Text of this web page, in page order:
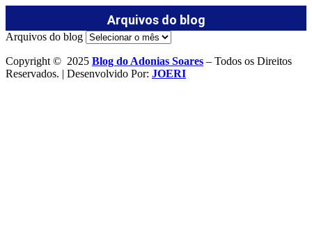
Arquivos do blog
Arquivos do blog
Copyright © 2025 Blog do Adonias Soares – Todos os Direitos
Reservados. | Desenvolvido Por: JOERI